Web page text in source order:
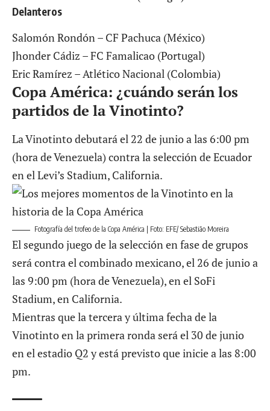
Delanteros
Salomón Rondón – CF Pachuca (México)
Jhonder Cádiz – FC Famalicao (Portugal)
Eric Ramírez – Atlético Nacional (Colombia)
Copa América: ¿cuándo serán los
partidos de la Vinotinto?
La Vinotinto debutará el 22 de junio a las 6:00 pm
(hora de Venezuela) contra la selección de Ecuador
en el Levi’s Stadium, California.
Fotografía del trofeo de la Copa América | Foto: EFE/ Sebastião Moreira
El segundo juego de la selección en fase de grupos
será contra el combinado mexicano, el 26 de junio a
las 9:00 pm (hora de Venezuela), en el SoFi
Stadium, en California.
Mientras que la tercera y última fecha de la
Vinotinto en la primera ronda será el 30 de junio
en el estadio Q2 y está previsto que inicie a las 8:00
pm.